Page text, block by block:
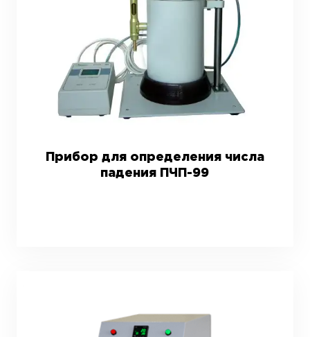
Прибор для определения числа
падения ПЧП-99